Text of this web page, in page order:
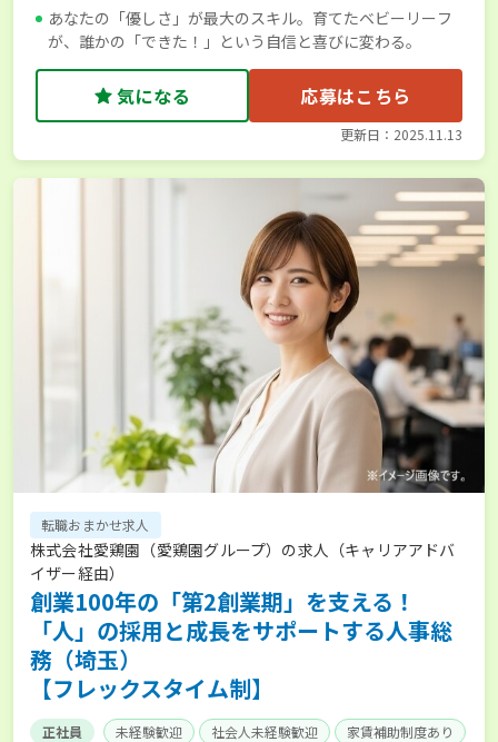
あなたの「優しさ」が最大のスキル。育てたベビーリーフ
が、誰かの「できた！」という自信と喜びに変わる。
気になる 応募はこちら
更新日：2025.11.13
転職おまかせ求人
株式会社愛鶏園（愛鶏園グループ）の求人（キャリアアドバ
イザー経由）
創業100年の「第2創業期」を支える！
「人」の採用と成長をサポートする人事総
務（埼玉）
【フレックスタイム制】
正社員 未経験歓迎 社会人未経験歓迎
家賃補助制度あり